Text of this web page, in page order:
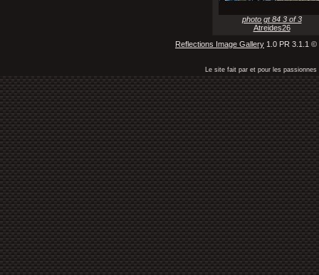
photo gt 84 3 of 3
Atreides26
Reflections Image Gallery 1.0 PR 3.1.1
Le site fait par et pour les